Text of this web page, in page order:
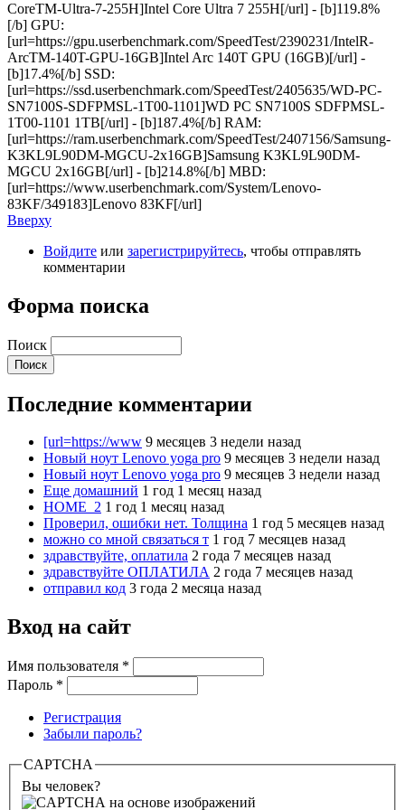
CoreTM-Ultra-7-255H]Intel Core Ultra 7 255H[/url] - [b]119.8%
[/b] GPU:
[url=https://gpu.userbenchmark.com/SpeedTest/2390231/IntelR-
ArcTM-140T-GPU-16GB]Intel Arc 140T GPU (16GB)[/url] -
[b]17.4%[/b] SSD:
[url=https://ssd.userbenchmark.com/SpeedTest/2405635/WD-PC-
SN7100S-SDFPMSL-1T00-1101]WD PC SN7100S SDFPMSL-
1T00-1101 1TB[/url] - [b]187.4%[/b] RAM:
[url=https://ram.userbenchmark.com/SpeedTest/2407156/Samsung-
K3KL9L90DM-MGCU-2x16GB]Samsung K3KL9L90DM-
MGCU 2x16GB[/url] - [b]214.8%[/b] MBD:
[url=https://www.userbenchmark.com/System/Lenovo-
83KF/349183]Lenovo 83KF[/url]
Вверху
Войдите или зарегистрируйтесь, чтобы отправлять
комментарии
Форма поиска
Поиск
Последние комментарии
[url=https://www 9 месяцев 3 недели назад
Новый ноут Lenovo yoga pro 9 месяцев 3 недели назад
Новый ноут Lenovo yoga pro 9 месяцев 3 недели назад
Еще домашний 1 год 1 месяц назад
HOME_2 1 год 1 месяц назад
Проверил, ошибки нет. Толщина 1 год 5 месяцев назад
можно со мной связаться т 1 год 7 месяцев назад
здравствуйте, оплатила 2 года 7 месяцев назад
здравствуйте ОПЛАТИЛА 2 года 7 месяцев назад
отправил код 3 года 2 месяца назад
Вход на сайт
Имя пользователя *
Пароль *
Регистрация
Забыли пароль?
CAPTCHA
Вы человек?